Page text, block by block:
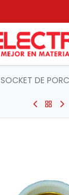
SOCKET DE